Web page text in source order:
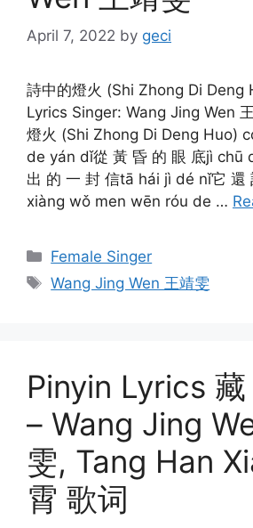
April 7, 2022 by geci
詩中的燈火 (Shi Zhong Di Deng
Lyrics Singer: Wang Jing Wen
燈火 (Shi Zhong Di Deng Huo)
de yán dǐ從 黃 昏 的 眼 底jì chū
出 的 一 封 信tā hái jì dé nǐ它 還
xiàng wǒ men wēn róu de …
Categories
Female Singer
Tags
Wang Jing Wen 王靖雯
Pinyin Lyrics
– Wang Jing
雯, Tang Han
霄 歌词